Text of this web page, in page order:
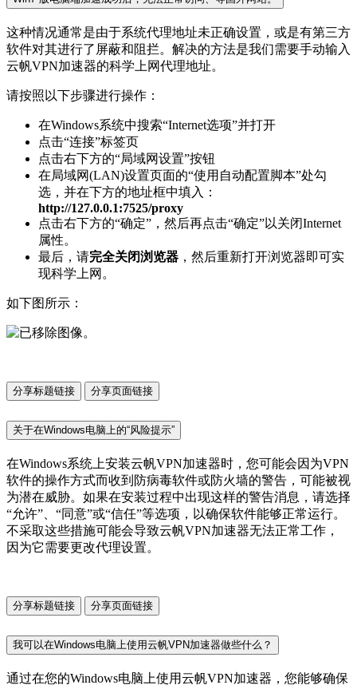
这种情况通常是由于系统代理地址未正确设置，或是有第三方
软件对其进行了屏蔽和阻拦。解决的方法是我们需要手动输入
云帆VPN加速器的科学上网代理地址。
请按照以下步骤进行操作：
在Windows系统中搜索“Internet选项”并打开
点击“连接”标签页
点击右下方的“局域网设置”按钮
在局域网(LAN)设置页面的“使用自动配置脚本”处勾
选，并在下方的地址框中填入：
http://127.0.0.1:7525/proxy
点击右下方的“确定”，然后再点击“确定”以关闭Internet
属性。
最后，请完全关闭浏览器 ，然后重新打开浏览器即可实
现科学上网。
如下图所示：
分享标题链接 分享页面链接
关于在Windows电脑上的“风险提示”
在Windows系统上安装云帆VPN加速器时，您可能会因为VPN
软件的操作方式而收到防病毒软件或防火墙的警告，可能被视
为潜在威胁。如果在安装过程中出现这样的警告消息，请选择
“允许”、“同意”或“信任”等选项，以确保软件能够正常运行。
不采取这些措施可能会导致云帆VPN加速器无法正常工作，
因为它需要更改代理设置。
分享标题链接 分享页面链接
我可以在Windows电脑上使用云帆VPN加速器做些什么？
通过在您的Windows电脑上使用云帆VPN加速器，您能够确保